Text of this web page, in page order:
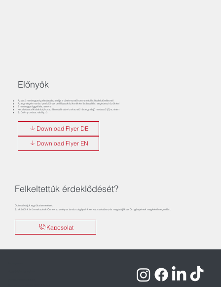
Előnyök
Az alsó maróegység eltolása biztosítja a vízelvezető horony eltolását a falctömítésnél
Az egységek marási pozícióinak beállítása kézikerékkel és beállítási segédeszközökkel
3 maróegységgel felszerelve
Két eltolással kialakított, hosszában állítható vízelvezető rés egyidejű marása 2 (3) szinten
Szűrő-nyomásszabályzó
Download Flyer DE
Download Flyer EN
Felkeltettük érdeklődését?
Optimalizáljuk együtt a termelését.
Szakértőink örömmel adnak Önnek személyes tanácsot gépeinkkel kapcsolatban, és megtalálják az Ön igényeinek megfelelő megoldást.
Kapcsolat